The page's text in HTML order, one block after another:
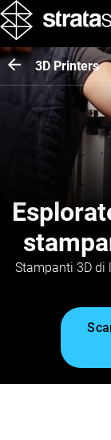
3D Printers
Stampanti 3D di